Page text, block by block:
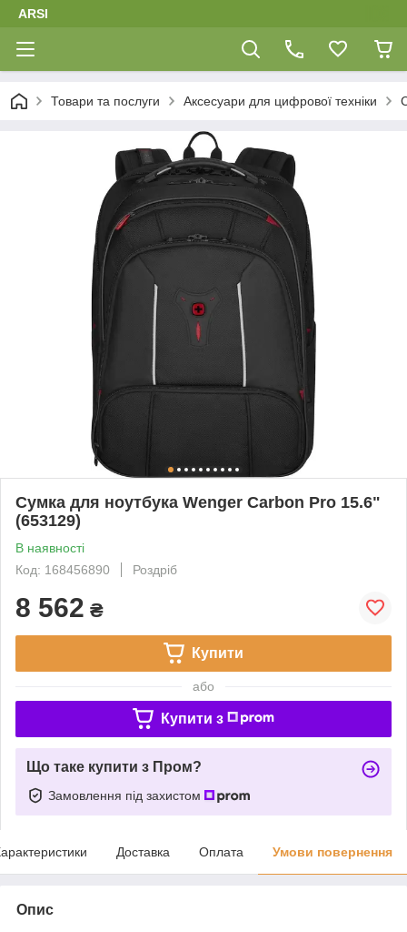
ARSI
Товари та послуги Аксесуари для цифрової техніки
Сумка для ноутбука Wenger Carbon Pro 15.6"
(653129)
В наявності
Код: 168456890
Роздріб
8 562 ₴
Купити
або
Купити з
Що таке купити з Пром?
Замовлення під захистом
Доставка Оплата Умови повернення
Опис